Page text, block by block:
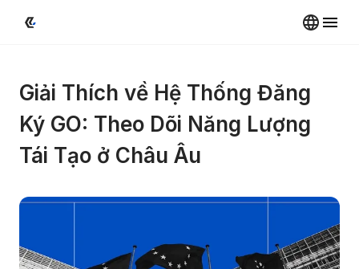
Giải Thích về Hệ Thống Đăng
Ký GO: Theo Dõi Năng Lượng
Tái Tạo ở Châu Âu